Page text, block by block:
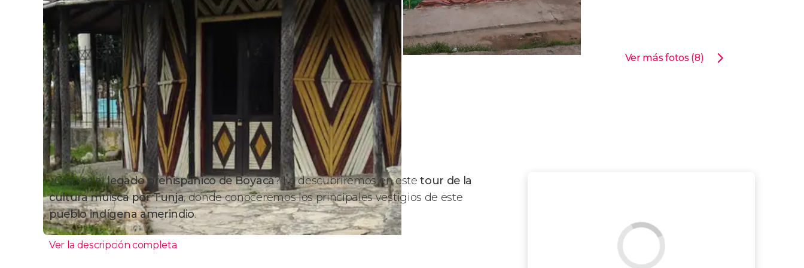
Ver más fotos (8)
¿Cuál es ellegado prehispánico de Boyacá? Lo descubriremos en estetour de la
cultura muisca por Tunja, donde conoceremos los principales vestigios de este
pueblo indígena amerindio.
Ver la descripción completa